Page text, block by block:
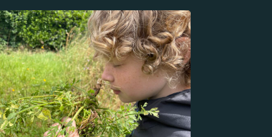
Le club des jeunes
Mission Locale